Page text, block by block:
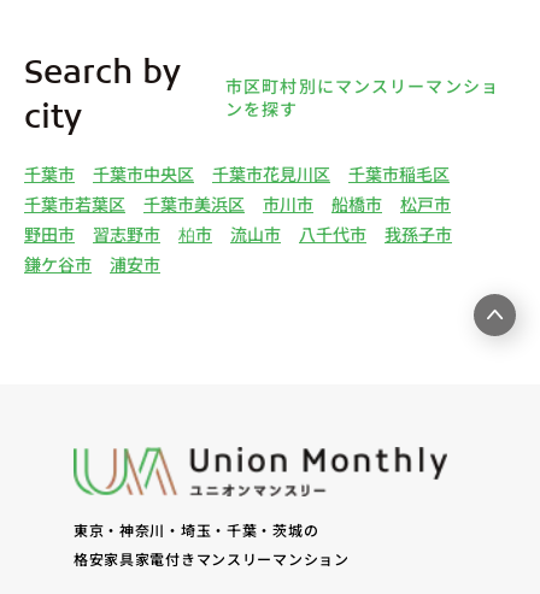
下記（1）～（13）における利用目的のために利用
し、また、利用目的を達成するために必要な範囲で
リー物件の紹介、利用契約に関する連絡、利用契約
の締結、履行。（2）弊社の他のマンスリー物件お
よびサービスの紹介ならびにお客様・オーナー様に
とって有用と思われる弊社提携先の商品・サービス
等を紹介するためのダイレクトメール、住環境向上
ームページ上にて実施するお客様・オーナー様向け
サービスの提供（6）お客様・オーナー様からのお
の登録およびサービス利用時の本人認証ならびにお
客様およびオーナー様の管理（8）サービスの保
Search by
city
市区町村別にマンスリーマンショ
ンを探す
千葉市 千葉市中央区 千葉市花見川区
千葉市稲毛区
千葉市若葉区
千葉市美浜区 市川市 船橋市
松戸市
野田市
習志野市 柏市 流山市 八千代市
我孫子市
鎌ケ谷市
浦安市
東京・神奈川・埼玉・千葉・茨城の
格安家具家電付きマンスリーマンション